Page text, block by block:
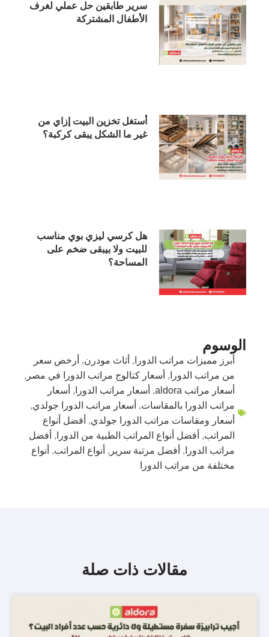
سرير طابقين حل عملي لغرف
الأطفال المشتركة
أستغل تخزين البيت إزاي من
غير ما الشكل يبقى كركبة؟
هل كرسي ليزي بوي مناسب
للبيت ولا بيبقى ضخم على
المساحة؟
الوسوم
أبرز مميزات مراتب الدورا , أثاث مودرن, أرخص سعر
من مراتب الدورا , أسعار كتالوج مراتب الدورا في مصر ,
أسعار مراتب aldora
, أسعار مراتب الدورا , أسعار
مراتب الدورا بالمقاسات, أسعار مراتب الدورا جولدي,
أسعار ومقاسات مراتب الدورا جولدي, أفضل أنواع
المراتب, أفضل أنواع المراتب الطبية من الدورا , أفضل
مراتب الدورا , أفضل مرتبة سرير , أنواع المراتب, أنواع
مختلفة من مراتب الدورا
مقالات ذات صلة